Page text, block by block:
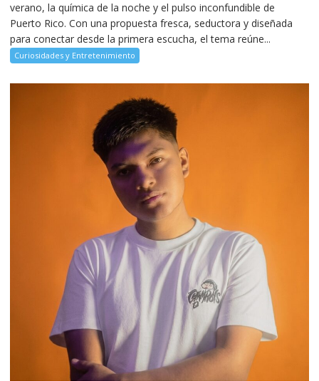
verano, la química de la noche y el pulso inconfundible de
Puerto Rico. Con una propuesta fresca, seductora y diseñada
para conectar desde la primera escucha, el tema reúne...
Curiosidades y Entretenimiento